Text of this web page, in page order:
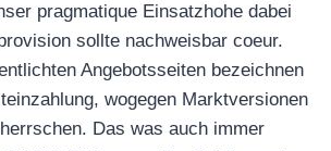
pragmatique Einsatzhohe dabei
sollte nachweisbar coeur.
Angebotsseiten bezeichnen
wogegen Marktversionen
Das was auch immer